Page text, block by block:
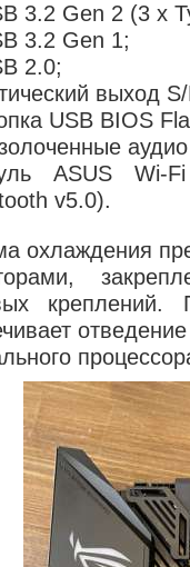
3.2 Gen 2 (3 x
3.2 Gen 1;
2.0;
выход
USB BIOS
ASUS Wi-
v5.0).
охлаждения